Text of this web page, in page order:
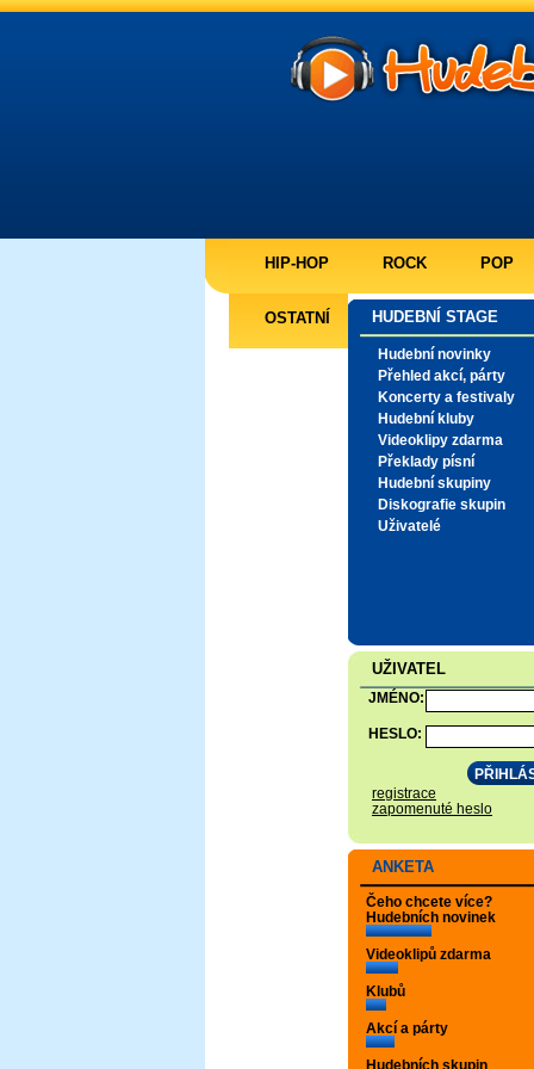
HIP-HOP ROCK POP
OSTATNÍ HUDEBNÍ STAGE
Hudební novinky
Přehled akcí, párty
Koncerty a festivaly
Hudební kluby
Videoklipy zdarma
Překlady písní
Hudební skupiny
Diskografie skupin
Uživatelé
UŽIVATEL
JMÉNO:
HESLO:
registrace
zapomenuté heslo
ANKETA
Čeho chcete více?
Hudebních novinek
Videoklipů zdarma
Klubů
Akcí a párty
Hudebních skupin